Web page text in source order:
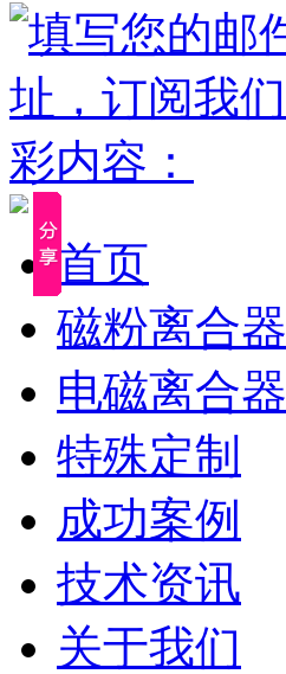
首页
磁粉离合器
电磁离合器
特殊定制
成功案例
技术资讯
关于我们